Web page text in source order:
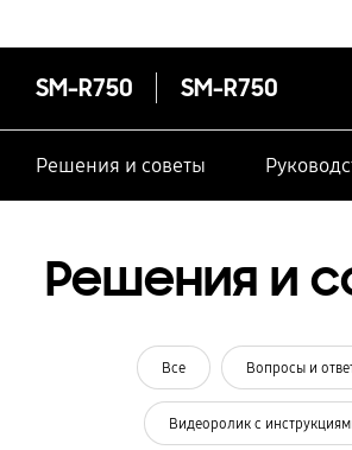
SM-R750 SM-R750
Решения и советы
Решения и
Все Вопросы и
Видеоролик с